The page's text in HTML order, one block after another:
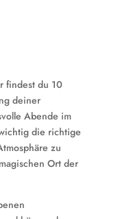
findest du 10
deiner
Abende im
die richtige
zu
Ort der